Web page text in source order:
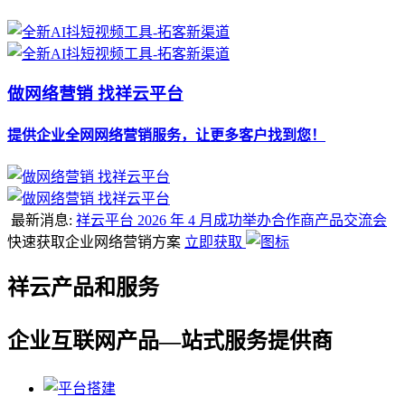
做网络营销 找祥云平台
提供企业全网网络营销服务，让更多客户找到您！
最新消息: 祥云平台 2026 年 4 月成功举办合作商产品交流会
快速获取企业网络营销方案 立即获取
祥云产品和服务
企业互联网产品—站式服务提供商